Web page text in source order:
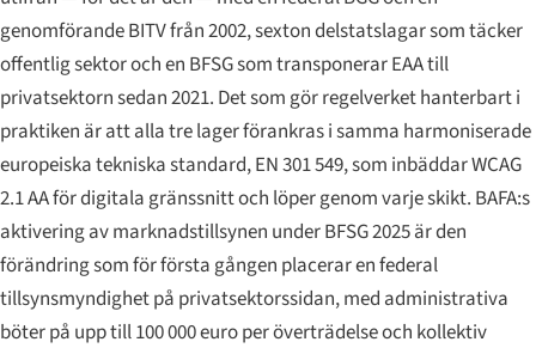
genomförande BITV från 2002, sexton delstatslagar som täcker
offentlig sektor och en BFSG som transponerar EAA till
privatsektorn sedan 2021. Det som gör regelverket hanterbart i
praktiken är att alla tre lager förankras i samma harmoniserade
europeiska tekniska standard, EN 301 549, som inbäddar WCAG
2.1 AA för digitala gränssnitt och löper genom varje skikt. BAFA:s
aktivering av marknadstillsynen under BFSG 2025 är den
förändring som för första gången placerar en federal
tillsynsmyndighet på privatsektorssidan, med administrativa
böter på upp till 100 000 euro per överträdelse och kollektiv